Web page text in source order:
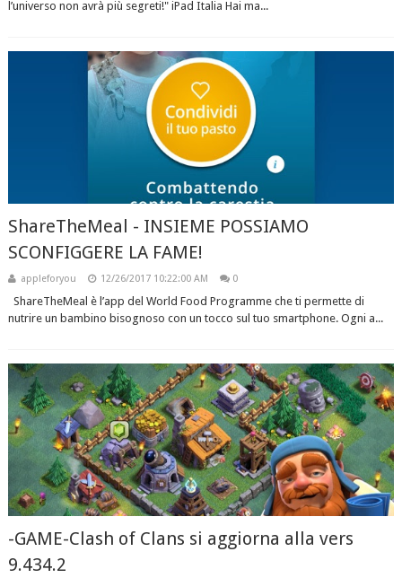
l’universo non avrà più segreti!" iPad Italia Hai ma...
ShareTheMeal - INSIEME POSSIAMO
SCONFIGGERE LA FAME!
appleforyou 12/26/2017 10:22:00 AM 0
ShareTheMeal è l’app del World Food Programme che ti permette di
nutrire un bambino bisognoso con un tocco sul tuo smartphone. Ogni a...
-GAME-Clash of Clans si aggiorna alla vers
9.434.2